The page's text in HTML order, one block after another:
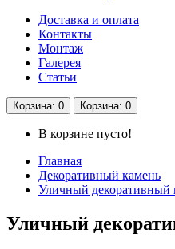
Доставка и оплата
Контакты
Монтаж
Галерея
Статьи
Корзина: 0 Корзина: 0
В корзине пусто!
Главная
Декоративный камень
Уличный декоративный
Уличный